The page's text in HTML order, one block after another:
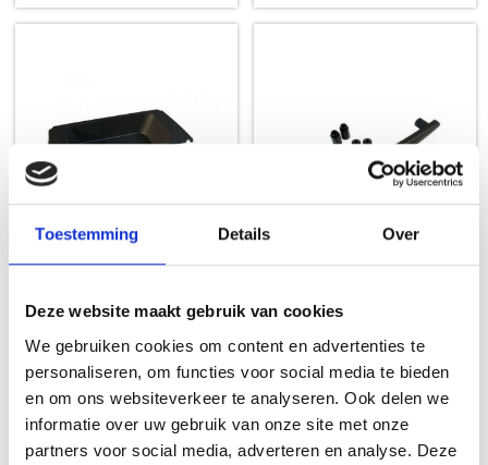
Toestemming Details Over
Deze website maakt gebruik van cookies
We gebruiken cookies om content en advertenties te
personaliseren, om functies voor social media te bieden
en om ons websiteverkeer te analyseren. Ook delen we
informatie over uw gebruik van onze site met onze
partners voor social media, adverteren en analyse. Deze
WEBER 69930 DRAWER SIDE
TABLE Q3000
RESERVE WEBER Q SERIE
GASBARBECUE
84,99
HANDLE KIT, Q 3000 SERIES,
EXPORT
RESERVE WEBER Q SERIE
GASBARBECUE
19,99